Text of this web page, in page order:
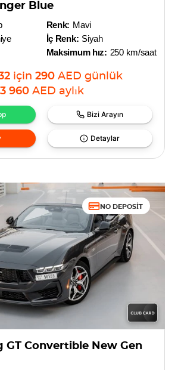
Blue
Renk: Mavi
İç Renk: Siyah
Maksimum hız: 250 km/saat
için 290 AED günlük
3 960 AED aylık
Bizi Arayın
Detaylar
NO DEPOSIT
GT Convertible New Gen